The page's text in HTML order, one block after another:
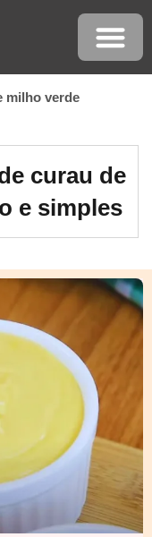
milho verde
curau de
e simples